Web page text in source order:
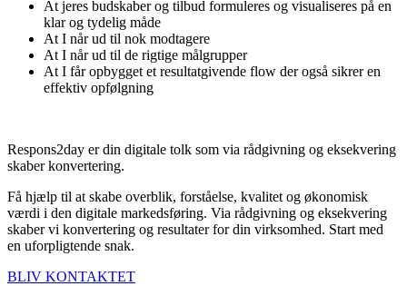
At jeres budskaber og tilbud formuleres og visualiseres på en
klar og tydelig måde
At I når ud til nok modtagere
At I når ud til de rigtige målgrupper
At I får opbygget et resultatgivende flow der også sikrer en
effektiv opfølgning
Respons2day er din digitale tolk som via rådgivning og eksekvering
skaber konvertering.
Få hjælp til at skabe overblik, forståelse, kvalitet og økonomisk
værdi i den digitale markedsføring. Via rådgivning og eksekvering
skaber vi konvertering og resultater for din virksomhed. Start med
en uforpligtende snak.
BLIV KONTAKTET